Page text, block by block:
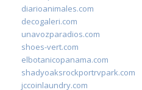
diarioanimales.com
decogaleri.com
unavozparadios.com
shoes-vert.com
elbotanicopanama.com
shadyoaksrockportrvpark.com
jccoinlaundry.com